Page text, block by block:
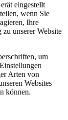
eingestellt
wenn Sie
Ihre
unserer Website
um
Arten von
Websites
können.